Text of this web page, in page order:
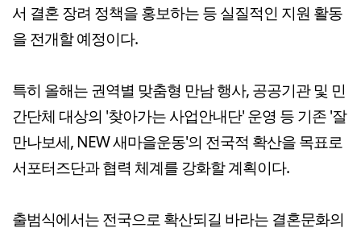
서 결혼 장려 정책을 홍보하는 등 실질적인 지원 활동
을 전개할 예정이다.
특히 올해는 권역별 맞춤형 만남 행사, 공공기관 및 민
간단체 대상의 '찾아가는 사업안내단' 운영 등 기존 '잘
만나보세, NEW 새마을운동'의 전국적 확산을 목표로
서포터즈단과 협력 체계를 강화할 계획이다.
출범식에서는 전국으로 확산되길 바라는 결혼문화의